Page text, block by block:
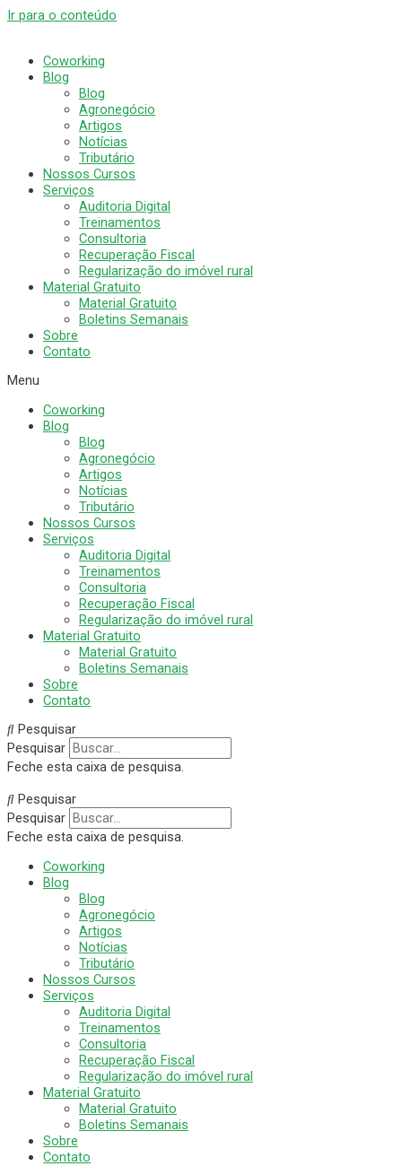
Ir para o conteúdo
Coworking
Blog
Blog
Agronegócio
Artigos
Notícias
Tributário
Nossos Cursos
Serviços
Auditoria Digital
Treinamentos
Consultoria
Recuperação Fiscal
Regularização do imóvel rural
Material Gratuito
Material Gratuito
Boletins Semanais
Sobre
Contato
Menu
Coworking
Blog
Blog
Agronegócio
Artigos
Notícias
Tributário
Nossos Cursos
Serviços
Auditoria Digital
Treinamentos
Consultoria
Recuperação Fiscal
Regularização do imóvel rural
Material Gratuito
Material Gratuito
Boletins Semanais
Sobre
Contato
Pesquisar
Pesquisar
Feche esta caixa de pesquisa.
Pesquisar
Pesquisar
Feche esta caixa de pesquisa.
Coworking
Blog
Blog
Agronegócio
Artigos
Notícias
Tributário
Nossos Cursos
Serviços
Auditoria Digital
Treinamentos
Consultoria
Recuperação Fiscal
Regularização do imóvel rural
Material Gratuito
Material Gratuito
Boletins Semanais
Sobre
Contato